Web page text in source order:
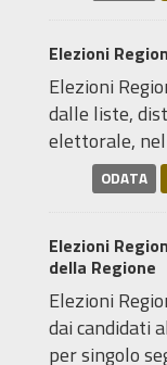
Elezioni
Elezioni
dalle liste,
elettorale, nel
ODATA
Elezioni
della Regione
Elezioni
dai candidati
per singolo